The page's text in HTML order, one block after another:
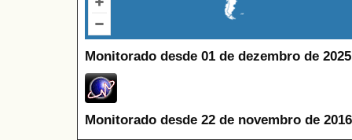
Monitorado desde 01 de dezembro de
Monitorado desde 22 de novembro de